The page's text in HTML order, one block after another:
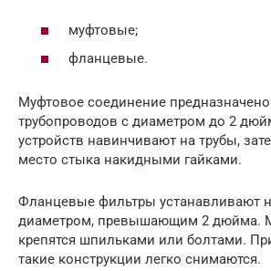
муфтовые;
фланцевые.
Муфтовое соединение
трубопроводов с диаметром до 2
устройств навинчивают на трубы,
место стыка накидными гайками.
Фланцевые фильтры устанавливают
диаметром, превышающим 2 дюйма.
крепятся шпильками или болтами.
такие конструкции легко снимаются.